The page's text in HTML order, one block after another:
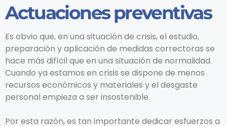
Actuaciones preventivas
Es obvio que, en una situación de crisis, el estudio,
preparación y aplicación de medidas correctoras se
hace más difícil que en una situación de normalidad.
Cuando ya estamos en crisis se dispone de menos
recursos económicos y materiales y el desgaste
personal empieza a ser insostenible.
Por esta razón, es tan importante dedicar esfuerzos a